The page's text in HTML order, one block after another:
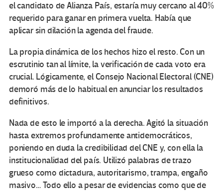
el candidato de Alianza País, estaría muy cercano al 40%
requerido para ganar en primera vuelta. Había que
aplicar sin dilación la agenda del fraude.
La propia dinámica de los hechos hizo el resto. Con un
escrutinio tan al límite, la verificación de cada voto era
crucial. Lógicamente, el Consejo Nacional Electoral (CNE)
demoró más de lo habitual en anunciar los resultados
definitivos.
Nada de esto le importó a la derecha. Agitó la situación
hasta extremos profundamente antidemocráticos,
poniendo en duda la credibilidad del CNE y, con ella la
institucionalidad del país. Utilizó palabras de trazo
grueso como dictadura, autoritarismo, trampa, engaño
masivo… Todo ello a pesar de evidencias como que de